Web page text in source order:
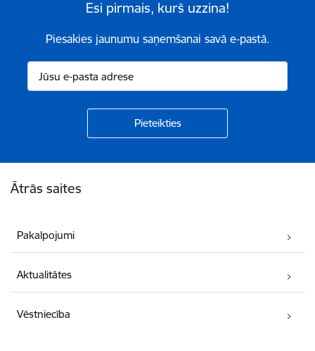
Esi pirmais, kurš uzzina!
Piesakies jaunumu saņemšanai savā e-pastā.
Ātrās saites
Pakalpojumi
Aktualitātes
Vēstniecība